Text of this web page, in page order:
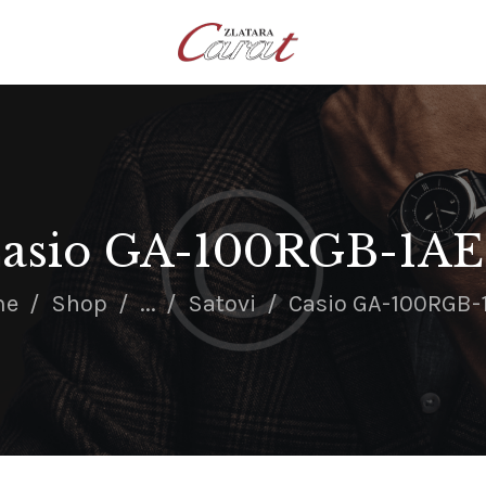
GA-100RGB-
Shop ... Satovi Casio GA-100RGB-
NASLOVNA
O NAMA
SATOVI
SREBRNI NAKIT
ZLATNI NAKIT